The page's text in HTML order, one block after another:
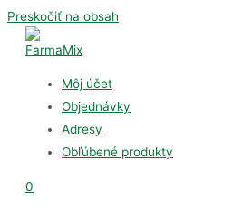
Preskočiť na obsah
Môj účet
Objednávky
Adresy
Obľúbené produkty
0